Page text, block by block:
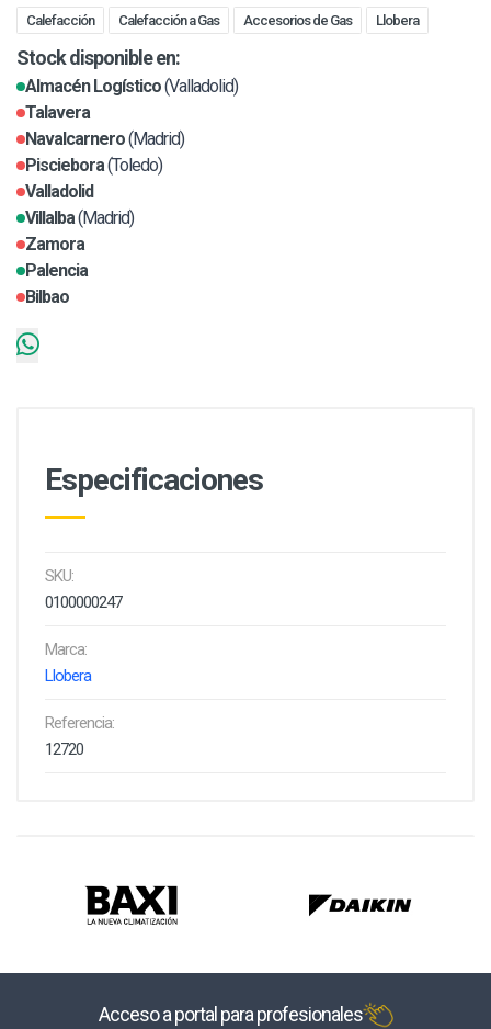
Calefacción Calefacción a Gas Accesorios de Gas Llobera
Stock disponible en:
Almacén Logístico(Valladolid)
Talavera
Navalcarnero(Madrid)
Pisciebora(Toledo)
Valladolid
Villalba(Madrid)
Zamora
Palencia
Bilbao
Especificaciones
SKU:
0100000247
Marca:
Llobera
Referencia:
12720
Acceso a portal para profesionales